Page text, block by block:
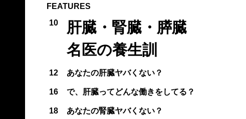
FEATURES
10
肝臓・腎臓・膵臓
名医の養生訓
12 あなたの肝臓ヤバくない？
16 で、肝臓ってどんな働きをしてる？
18 あなたの腎臓ヤバくない？